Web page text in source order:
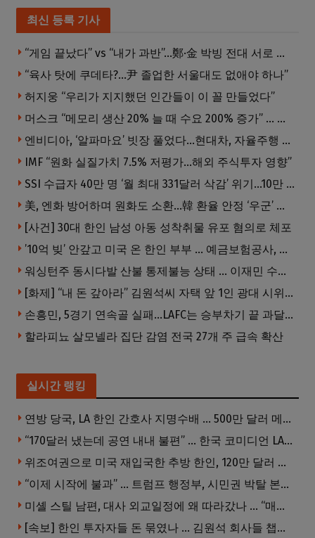
최신 등록 기사
“게임 끝났다” vs “내가 과반”…鄭·金 박빙 전대 서로 우위 주장
“육사 탓에 쿠데타?…尹 졸업한 서울대도 없애야 하나”
허지웅 “우리가 지지했던 인간들이 이 꼴 만들었다”
머스크 “메모리 생산 20% 늘 때 수요 200% 증가” … 반도체 매출 1조달러 눈 앞
엔비디아, ‘알파마요’ 빗장 풀었다…현대차, 자율주행 속도내나
IMF “원화 실질가치 7.5% 저평가…해외 주식투자 영향”
SSI 수급자 40만 명 ‘월 최대 331달러 삭감’ 위기…10만 명은 수급자격 상실
美, 엔화 방어하며 원화도 소환…韓 환율 안정 ‘우군’ 되나
[사건] 30대 한인 남성 아동 성착취물 유포 혐의로 체포
’10억 빚’ 안갚고 미국 온 한인 부부 … 예금보험공사, 미국서 소송
워싱턴주 동시다발 산불 통제불능 상태 … 이재민 수십만명
[화제] “내 돈 갚아라” 김원석씨 자택 앞 1인 광대 시위 … 한인 투자사, “108만 달러 못받아”
손흥민, 5경기 연속골 실패…LAFC는 승부차기 끝 과달라하라 격파
할라피뇨 살모넬라 집단 감염 전국 27개 주 급속 확산
실시간 랭킹
연방 당국, LA 한인 간호사 지명수배 … 500만 달러 메디캐어 사기, 선고 직전 한국 도주
“170달러 냈는데 공연 내내 불편” … 한국 코미디언 LA공연, 음향 불량에 외모 비하 개그 논란
위조여권으로 미국 재입국한 추방 한인, 120만 달러 은행 사기 행각
“이제 시작에 불과” … 트럼프 행정부, 시민권 박탈 본격화
미셸 스틸 남편, 대사 외교일정에 왜 따라갔나 … “매우 이례적”
[속보] 한인 투자자들 돈 묶였나 … 김원석 회사들 챕터7 강제파산·자진파산 잇따라 신청